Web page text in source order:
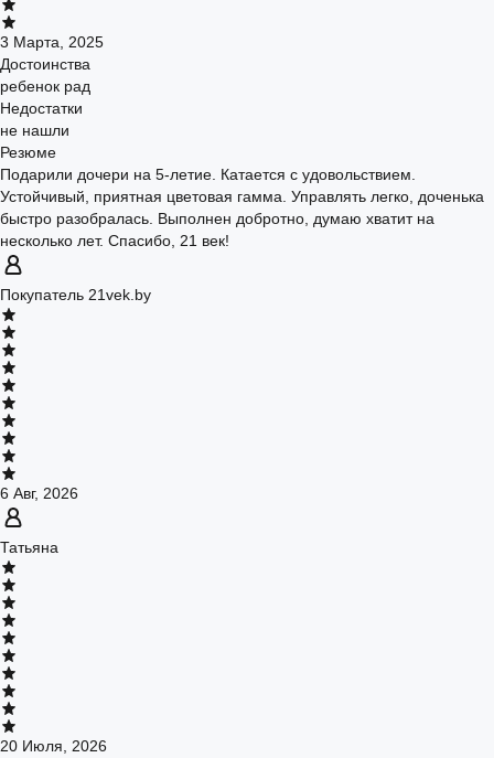
3 Марта, 2025
Достоинства
ребенок рад
Недостатки
не нашли
Резюме
Подарили дочери на 5-летие. Катается с удовольствием.
Устойчивый, приятная цветовая гамма. Управлять легко, доченька
быстро разобралась. Выполнен добротно, думаю хватит на
несколько лет. Спасибо, 21 век!
Покупатель 21vek.by
6 Авг, 2026
Татьяна
20 Июля, 2026